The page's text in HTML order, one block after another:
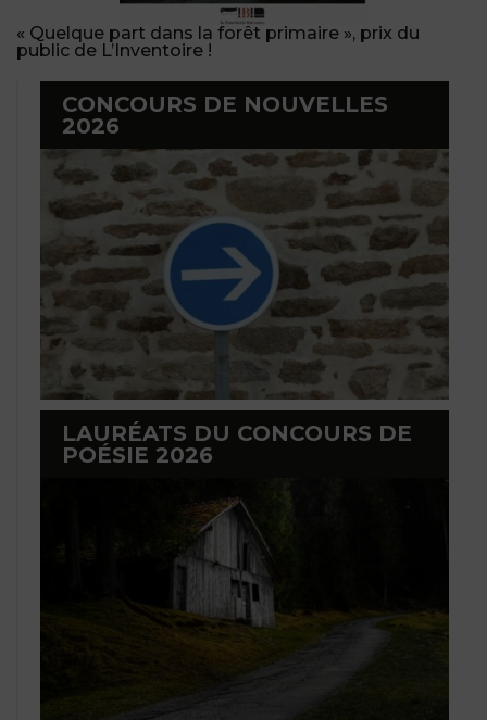
« Quelque part dans la forêt primaire », prix du
public de L’Inventoire !
CONCOURS DE NOUVELLES
2026
LAURÉATS DU CONCOURS DE
POÉSIE 2026